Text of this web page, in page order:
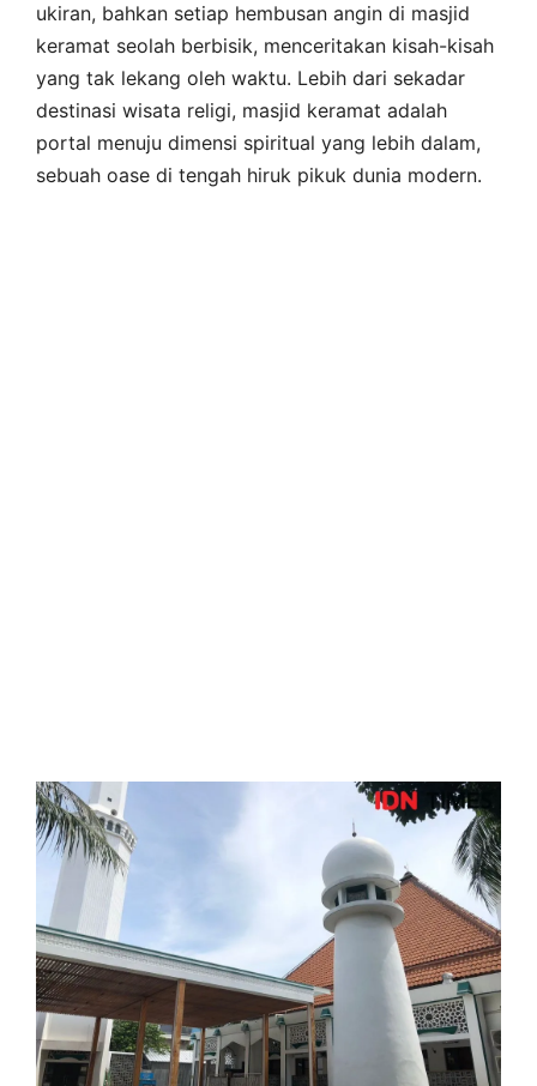
ukiran, bahkan setiap hembusan angin di masjid
keramat seolah berbisik, menceritakan kisah-kisah
yang tak lekang oleh waktu. Lebih dari sekadar
destinasi wisata religi, masjid keramat adalah
portal menuju dimensi spiritual yang lebih dalam,
sebuah oase di tengah hiruk pikuk dunia modern.